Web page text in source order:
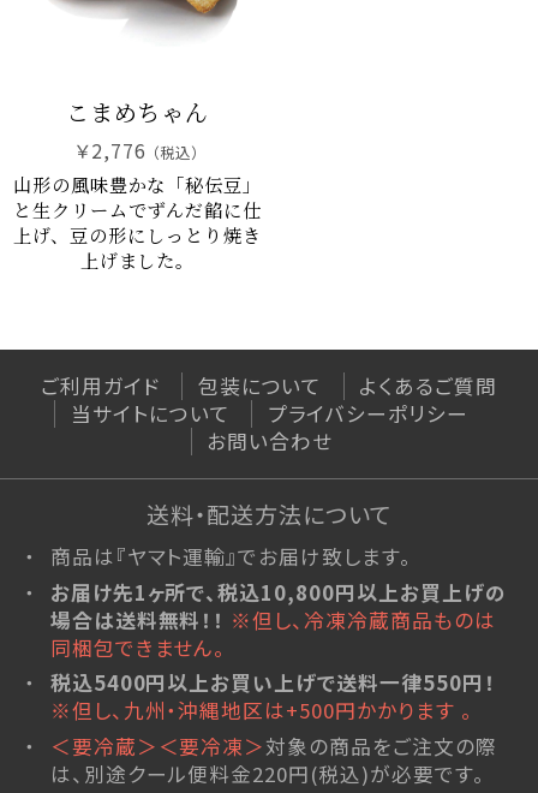
こまめちゃん
￥2,776 （税込）
山形の風味豊かな「秘伝豆」
と生クリームでずんだ餡に仕
上げ、豆の形にしっとり焼き
上げました。
ご利用ガイド 包装について
よくあるご質問
当サイトについて
プライバシーポリシー
お問い合わせ
送料・配送方法について
商品は『ヤマト運輸』でお届け致します。
お届け先1ヶ所で、税込10,800円以上お買上げの
場合は送料無料！！ ※但し、冷凍冷蔵商品ものは
同梱包できません。
税込5400円以上お買い上げで送料一律550円！
※但し、九州・沖縄地区は+500円かかります 。
＜要冷蔵＞＜要冷凍＞対象の商品をご注文の際
は、別途クール便料金220円(税込)が必要です。
最上小石
こだわりの羊羹
杵の最中
栗里曲
黒豆茶
水羊羹
星合いの空
実りノ羊羹
羊羹kaju*
琥珀糖
atarayo-可惜夜(あたらよ)
琥珀糖kaju*
創作羊羹
実りノ羊羹
星合いの空
羊羹kaju*
詰合せ
プライバシーポリシー
利用規約